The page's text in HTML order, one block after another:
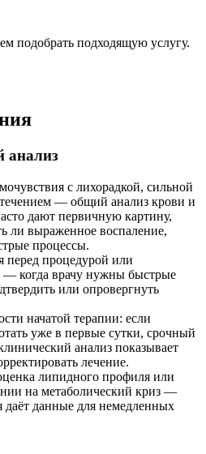
подобрать подходящую услугу.
анализ
с лихорадкой, сильной
— общий анализ крови и
дают первичную картину,
ли выраженное воспаление,
процессы.
процедурой или
— когда врачу нужны быстрые
или опровергнуть
начатой терапии: если
уже в первые сутки, срочный
анализ показывает
лечение.
липидного профиля или
на метаболический криз —
даёт данные для немедленных